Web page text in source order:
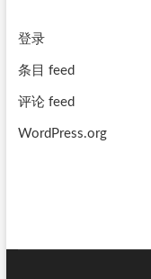
登录
条目 feed
评论 feed
WordPress.org